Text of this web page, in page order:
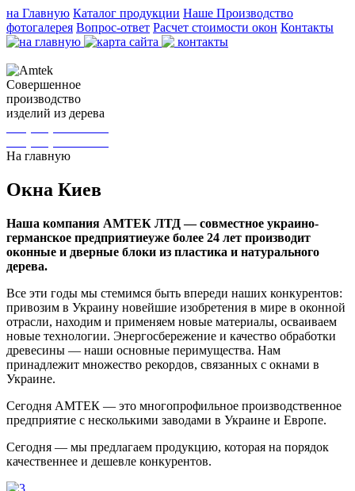
на Главную Каталог продукции Наше Производство
фотогалерея Вопрос-ответ Расчет стоимости окон Контакты
Cовершенное
производство
изделий из дерева
На главную
Окна Киев
Наша компания АМТЕК ЛТД — совместное украино-
германское предприятиеуже более 24 лет производит
оконные и дверные блоки из пластика и натурального
дерева.
Все эти годы мы стемимся быть впереди наших конкурентов:
привозим в Украину новейшие изобретения в мире в оконной
отрасли, находим и применяем новые материалы, осваиваем
новые технологии. Энергосбережение и качество обработки
древесины — наши основные перимущества. Нам
принадлежит множество рекордов, связанных с окнами в
Украине.
Сегодня АМТЕК — это многопрофильное производственное
предприятие с несколькими заводами в Украине и Европе.
Сегодня — мы предлагаем продукцию, которая на порядок
качественнее и дешевле конкурентов.